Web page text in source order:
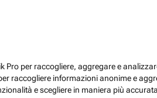
per raccogliere, aggregare e
raccogliere informazioni anonime e
e scegliere in maniera più